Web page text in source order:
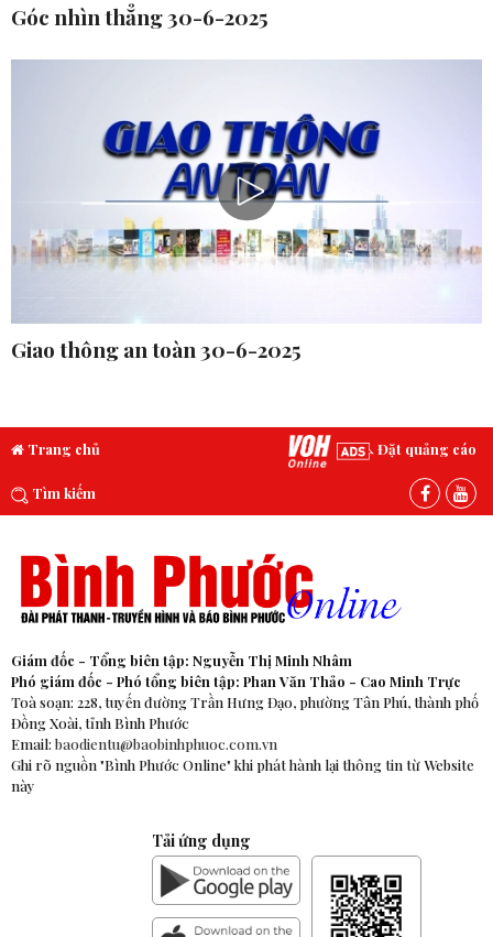
Góc nhìn thẳng 30-6-2025
Giao thông an toàn 30-6-2025
Trang chủ Đặt quảng cáo
Tìm kiếm
Giám đốc - Tổng biên tập: Nguyễn Thị Minh Nhâm
Phó giám đốc - Phó tổng biên tập: Phan Văn Thảo - Cao Minh Trực
Toà soạn: 228, tuyến đường Trần Hưng Đạo, phường Tân Phú, thành phố
Đồng Xoài, tỉnh Bình Phước
Email: baodientu@baobinhphuoc.com.vn
Ghi rõ nguồn "Bình Phước Online" khi phát hành lại thông tin từ Website
này
Tải ứng dụng